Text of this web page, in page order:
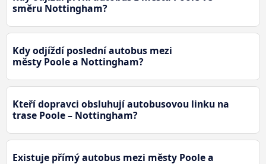
směru Nottingham?
Kdy odjíždí poslední autobus mezi
městy Poole a Nottingham?
Kteří dopravci obsluhují autobusovou linku na
trase Poole – Nottingham?
Existuje přímý autobus mezi městy Poole a